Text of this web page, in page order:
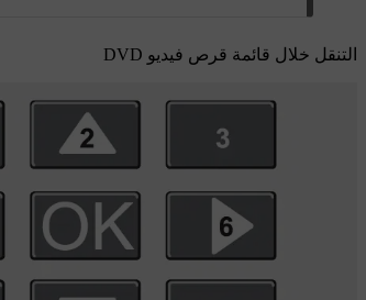
التنقل خلال قائمة قرص فيديو DVD